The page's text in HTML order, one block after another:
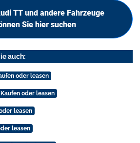
TT und andere Fahrzeuge
Sie hier suchen
auch:
oder leasen
oder leasen
leasen
leasen